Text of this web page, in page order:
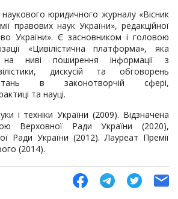
юридичного журналу «Вісник
правових наук України», редакційної
України». Є засновником і головою
«Цивілістична платформа», яка
ниві поширення інформації з
дискусій та обговорень
в законотворчій сфері,
та науці.
і техніки України (2009). Відзначена
Верховної Ради України (2020),
Ради України (2012). Лауреат Премії
(2014).